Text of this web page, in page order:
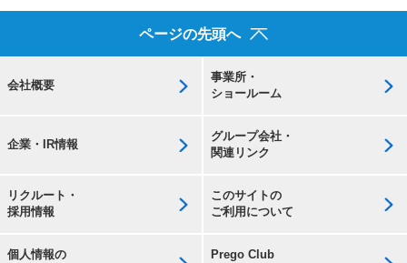
ページの先頭へ
会社概要
事業所・
ショールーム
企業・IR情報
グループ会社・
関連リンク
リクルート・
採用情報
このサイトの
ご利用について
個人情報の
Prego Club